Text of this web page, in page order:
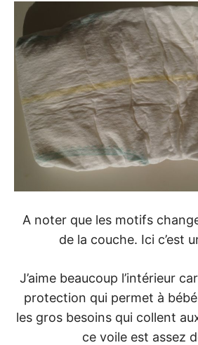
A noter que les motifs
de la couche. Ici c’est
J’aime beaucoup l’intérieur
protection qui permet à
les gros besoins qui collent
ce voile est assez